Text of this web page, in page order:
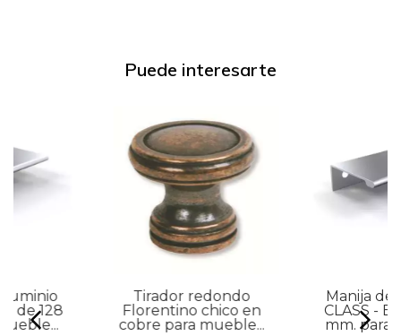
Puede interesarte
de 128
Tirador redondo
Florentino chico en
cobre para mueble...
Manija de
CLASS -
mm. para